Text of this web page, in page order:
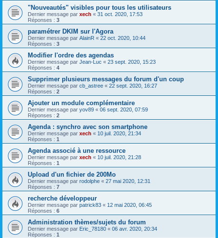
"Nouveautés" visibles pour tous les utilisateurs
Dernier message par xech « 31 oct. 2020, 17:53
Réponses : 3
paramétrer DKIM sur l'Agora
Dernier message par AlainR « 22 oct. 2020, 10:44
Réponses : 3
Modifier l'ordre des agendas
Dernier message par Jean-Luc « 23 sept. 2020, 15:23
Réponses : 4
Supprimer plusieurs messages du forum d'un coup
Dernier message par cb_astree « 22 sept. 2020, 16:27
Réponses : 2
Ajouter un module complémentaire
Dernier message par yov89 « 06 sept. 2020, 07:59
Réponses : 2
Agenda : synchro avec son smartphone
Dernier message par xech « 10 juil. 2020, 21:34
Réponses : 1
Agenda associé à une ressource
Dernier message par xech « 10 juil. 2020, 21:28
Réponses : 1
Upload d'un fichier de 200Mo
Dernier message par rodolphe « 27 mai 2020, 12:31
Réponses : 7
recherche développeur
Dernier message par patrick83 « 12 mai 2020, 06:45
Réponses : 6
Administration thèmes/sujets du forum
Dernier message par Eric_78180 « 06 avr. 2020, 20:34
Réponses : 1